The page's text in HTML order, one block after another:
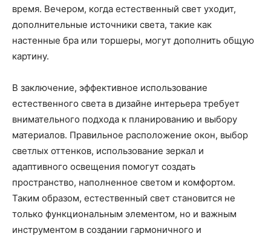
время. Вечером, когда естественный свет уходит,
дополнительные источники света, такие как
настенные бра или торшеры, могут дополнить общую
картину.
В заключение, эффективное использование
естественного света в дизайне интерьера требует
внимательного подхода к планированию и выбору
материалов. Правильное расположение окон, выбор
светлых оттенков, использование зеркал и
адаптивного освещения помогут создать
пространство, наполненное светом и комфортом.
Таким образом, естественный свет становится не
только функциональным элементом, но и важным
инструментом в создании гармоничного и